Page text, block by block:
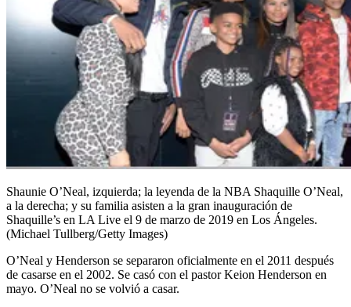
Shaunie O’Neal, izquierda; la leyenda de la NBA Shaquille O’Neal,
a la derecha; y su familia asisten a la gran inauguración de
Shaquille’s en LA Live el 9 de marzo de 2019 en Los Ángeles.
(Michael Tullberg/Getty Images)
O’Neal y Henderson se separaron oficialmente en el 2011 después
de casarse en el 2002. Se casó con el pastor Keion Henderson en
mayo. O’Neal no se volvió a casar.